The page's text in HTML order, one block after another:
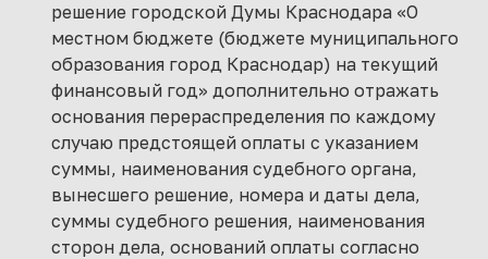
решение городской Думы Краснодара «О
местном бюджете (бюджете муниципального
образования город Краснодар) на текущий
финансовый год» дополнительно отражать
основания перераспределения по каждому
случаю предстоящей оплаты с указанием
суммы, наименования судебного органа,
вынесшего решение, номера и даты дела,
суммы судебного решения, наименования
сторон дела, оснований оплаты согласно